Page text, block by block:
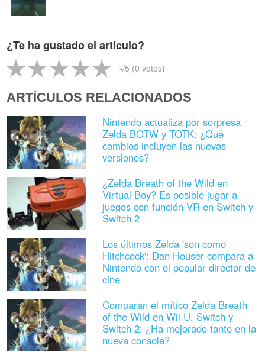
¿Te ha gustado el artículo?
-/5 (0 votos)
ARTÍCULOS RELACIONADOS
Nintendo actualiza por sorpresa
Zelda BOTW y TOTK: ¿Qué
cambios incluyen las nuevas
versiones?
¿Zelda Breath of the Wild en
Virtual Boy? Es posible jugar a
juegos con función VR en Switch y
Switch 2
Los últimos Zelda 'son como
Hitchcock': Dan Houser compara a
Nintendo con el popular director de
cine
Comparan el mítico Zelda Breath
of the Wild en Wii U, Switch y
Switch 2: ¿Ha mejorado tanto en la
nueva consola?